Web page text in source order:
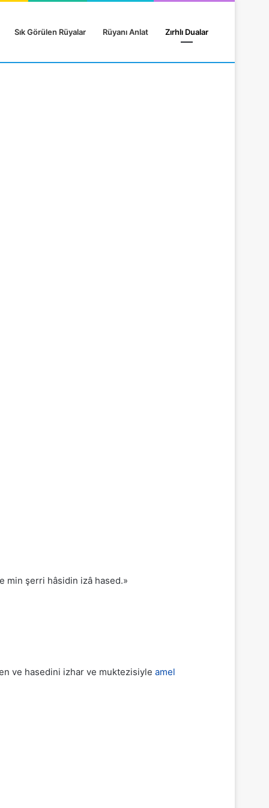
Sık Görülen Rüyalar Rüyanı Anlat Zırhlı Dualar
min şerri hâsidin izâ hased.»
ve hasedini izhar ve muktezisiyle amel